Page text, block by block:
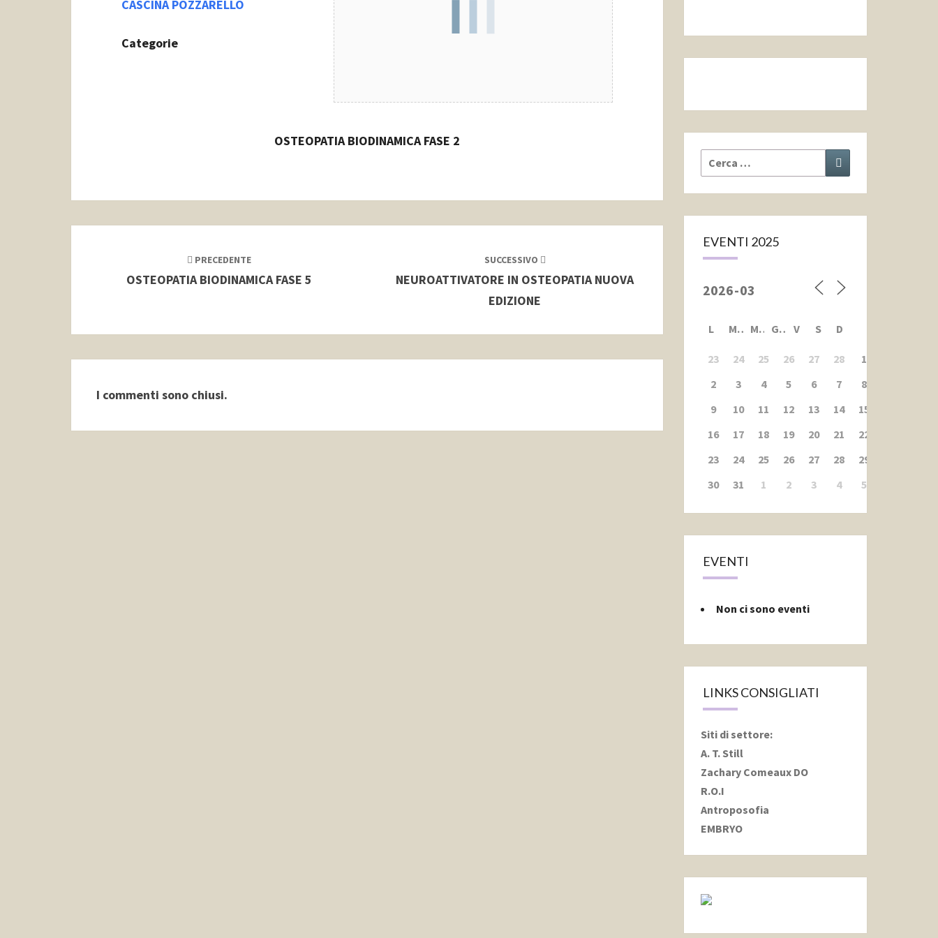
CASCINA POZZARELLO
Categorie
OSTEOPATIA BIODINAMICAFASE 2
PRECEDENTE
OSTEOPATIA BIODINAMICA FASE 5
SUCCESSIVO
NEUROATTIVATORE IN OSTEOPATIA NUOVA
EDIZIONE
I commenti sono chiusi.
Cerca: Cerca
EVENTI 2025
L M M G V S D
23 24 25 26 27 28
1
2
3 4 5 6 7
8
9
10 11 12 13 14
15
16
17 18 19 20 21
22
23
24 25 26 27 28
29
30
31 1 2 3 4 5
EVENTI
Non ci sono eventi
LINKS CONSIGLIATI
Siti di settore:
A. T. Still
Zachary Comeaux DO
R.O.I
Antroposofia
EMBRYO